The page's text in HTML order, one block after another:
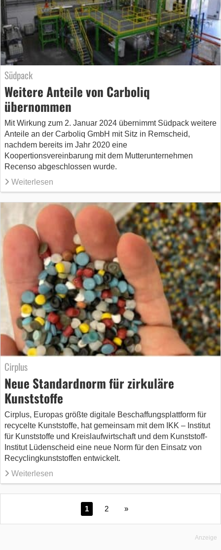
Südpack
Weitere Anteile von Carboliq
übernommen
Mit Wirkung zum 2. Januar 2024 übernimmt Südpack weitere
Anteile an der Carboliq GmbH mit Sitz in Remscheid,
nachdem bereits im Jahr 2020 eine
Koopertionsvereinbarung mit dem Mutterunternehmen
Recenso abgeschlossen wurde.
Weiterlesen
Cirplus
Neue Standardnorm für zirkuläre
Kunststoffe
Cirplus, Europas größte digitale Beschaffungsplattform für
recycelte Kunststoffe, hat gemeinsam mit dem IKK – Institut
für Kunststoffe und Kreislaufwirtschaft und dem Kunststoff-
Institut Lüdenscheid eine neue Norm für den Einsatz von
Recyclingkunststoffen entwickelt.
Weiterlesen
1 2 »
Anzeige